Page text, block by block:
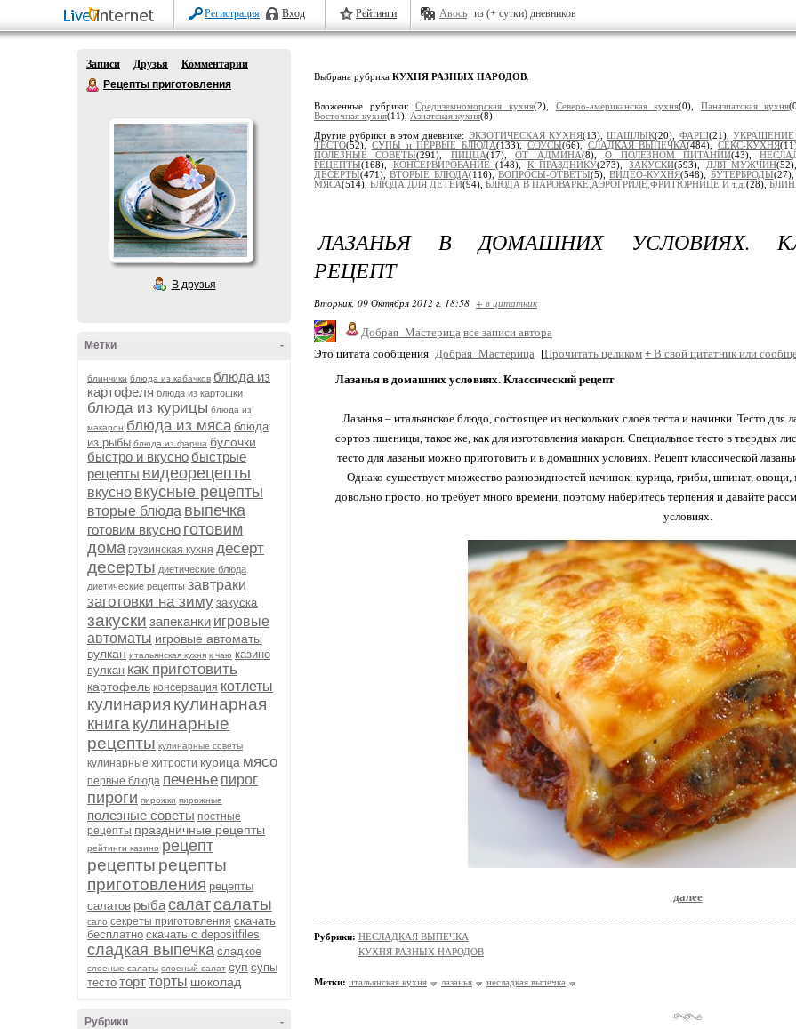
Регистрация Вход Рейтинги Авось из (+ сутки) дневников
Записи Друзья
Комментарии
Рецепты приготовления
В друзья
-
Метки
блинчики блюда из кабачков блюда из
картофеля блюда из картошки
блюда из курицы блюда из
макарон блюда из мяса блюда
из рыбы блюда из фарша булочки
быстро и вкусно быстрые
рецепты видеорецепты
вкусно вкусные рецепты
вторые блюда выпечка
готовим вкусно готовим
дома грузинская кухня десерт
десерты диетические блюда
диетические рецепты завтраки
заготовки на зиму закуска
закуски запеканки игровые
автоматы игровые автоматы
вулкан итальянская кухня к чаю казино
вулкан как приготовить
картофель консервация котлеты
кулинария кулинарная
книга кулинарные
рецепты кулинарные советы
кулинарные хитрости курица мясо
первые блюда печенье пирог
пироги пирожки пирожные
полезные советы постные
рецепты праздничные рецепты
рейтинги казино рецепт
рецепты рецепты
приготовления рецепты
салатов рыбасалатсалаты
сало секреты приготовления скачать
бесплатно скачать с depositfiles
сладкая выпечка сладкое
слоеные салаты слоеный салат суп супы
тесто тортторты шоколад
-
Рубрики
Выбрана рубрика КУХНЯ РАЗНЫХ НАРОДОВ
Вложенные рубрики:Средиземноморская кухня(2), Северо-американская кухня(0), Паназиатская кухня
Восточная кухня(11), Азиатская кухня(8)
Другие рубрики в этом дневнике: ЭКЗОТИЧЕСКАЯ КУХНЯ(13),ШАШЛЫК(20), ФАРШ(21),
ТЕСТО(52), СУПЫ и ПЕРВЫЕ БЛЮДА(133), СОУСЫ(66), СЛАДКАЯ ВЫПЕЧКА(484), СЕКС-КУХНЯ
ПОЛЕЗНЫЕ СОВЕТЫ(291), ПИЦЦА(17),ОТ АДМИНА(8),О ПОЛЕЗНОМ ПИТАНИИ(43),
РЕЦЕПТЫ(168), КОНСЕРВИРОВАНИЕ(148), К ПРАЗДНИКУ(273),ЗАКУСКИ(593), ДЛЯ МУЖЧИН
ДЕСЕРТЫ(471),ВТОРЫЕ БЛЮДА(116),ВОПРОСЫ-ОТВЕТЫ(5),ВИДЕО-КУХНЯ(548), БУТЕРБРОДЫ
МЯСА(514), БЛЮДА ДЛЯ ДЕТЕЙ(94), БЛЮДА В ПАРОВАРКЕ,АЭРОГРИЛЕ,ФРИТЮРНИЦЕ И т.д. (28),
ЛАЗАНЬЯ В ДОМАШНИХ УСЛОВИЯХ.
РЕЦЕПТ
Вторник, 09 Октября 2012 г. 18:58 + в цитатник
Добрая_Мастерица все записи автора
Это цитата сообщения Добрая_Мастерица [Прочитать целиком + В свой цитатник или
Лазанья в домашних условиях. Классический рецепт
Лазанья – итальянское блюдо, состоящее из нескольких слоев теста и начинки. Тесто для
сортов пшеницы, такое же, как для изготовления макарон. Специальное тесто в твердых
тесто для лазаньи можно приготовить и в домашних условиях. Рецепт классической
Однако существует множество разновидностей начинок: курица, грибы, шпинат, овощи,
довольно просто, но требует много времени, поэтому наберитесь терпения и давайте
условиях.
далее
Рубрики: НЕСЛАДКАЯ ВЫПЕЧКА
КУХНЯ РАЗНЫХ НАРОДОВ
Метки: итальянская кухня лазанья несладкая выпечка